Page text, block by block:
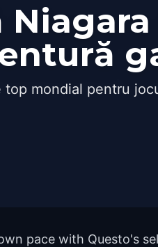
top mondial pentru
pace with Questo's